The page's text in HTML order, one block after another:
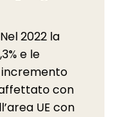
2022 la
e le
con
UE con